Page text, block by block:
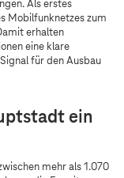
Als erstes
Mobilfunknetzes zum
erhalten
eine klare
für den Ausbau
ein
mehr als 1.070